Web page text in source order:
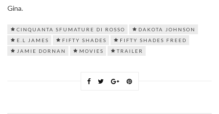
Gina.
CINQUANTA SFUMATURE DI ROSSO
DAKOTA JOHNSON
E.L JAMES
FIFTY SHADES
FIFTY SHADES FREED
JAMIE DORNAN
MOVIES TRAILER